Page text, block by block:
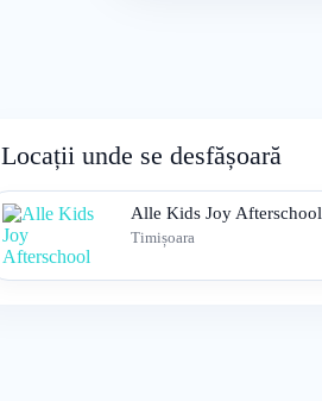
Locații unde se desfășoară
Alle Kids Joy Afterschool
Timișoara